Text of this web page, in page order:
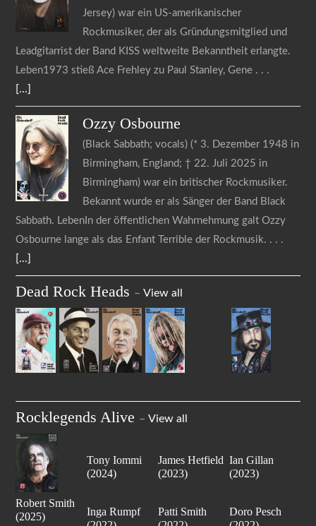
Jersey) war ein US-amerikanischer
Rockmusiker, der als Gründungsmitglied und
Leadgitarrist der Band KISS weltweite Bekanntheit erlangte.
Leben1973 stieß Ace Frehley zu Paul Stanley, Gene
[...]
Ozzy Osbourne
(Black Sabbath; vocals) (* 3. Dezember 1948 in
Birmingham, England; † 22. Juli 2025 in
Birmingham) war ein britischer Rockmusiker.
Bekannt wurde er als Sänger der Band Black
Sabbath. LebenIn der öffentlichen Wahrnehmung galt Ozzy
Osbourne lange als das Enfant Terrible der Rockmusik.
[...]
Dead Rock Heads –View all
Rocklegends Alive –View all
Robert Smith
(2025)
Tony Iommi
(2024)
James Hetfield
(2023)
Ian Gillan
(2023)
Inga Rumpf
Patti Smith
Doro Pesch